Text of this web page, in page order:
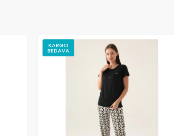
KARGO
BEDAVA